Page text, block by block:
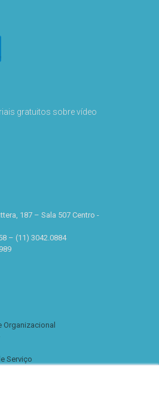
gratuitos sobre vídeo
187 – Sala 507 Centro -
– (11) 3042.0884
Serviço